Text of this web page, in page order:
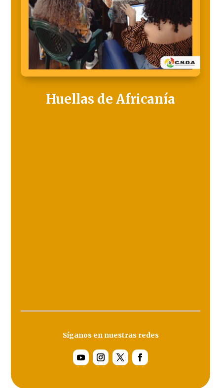
Huellas de Africanía
Síganos en nuestras redes